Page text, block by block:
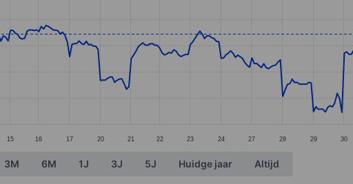
categories.
values. Data ranges from 112.35 to 124.8.
15 16 17 20 21 22 23 24 27 28 29 30
3M 6M 1J 3J 5J Huidge jaar Altijd